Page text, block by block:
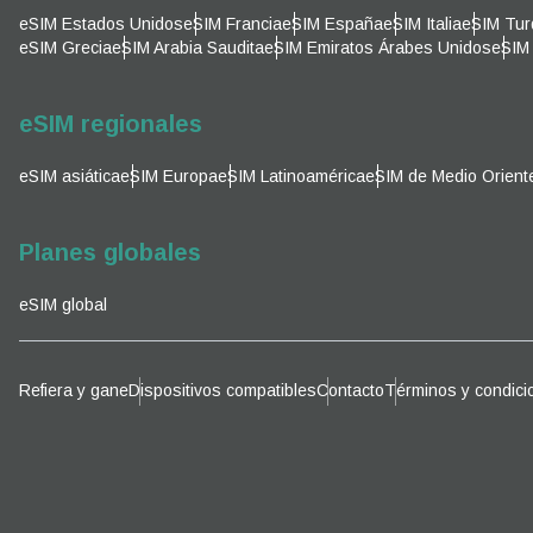
eSIM Estados UnidoseSIM FranciaeSIM EspañaeSIM ItaliaeSIM
eSIM GreciaeSIM Arabia SauditaeSIM Emiratos Árabes Unidos
eSIM regionales
eSIM asiáticaeSIM EuropaeSIM LatinoaméricaeSIM de Medio
Planes globales
eSIM global
Refiera y ganeDispositivos compatiblesContactoTérminos y